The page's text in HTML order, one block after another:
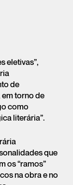
eletivas”,
de
torno de
como
literária”.
que
os “ramos”
na obra e no